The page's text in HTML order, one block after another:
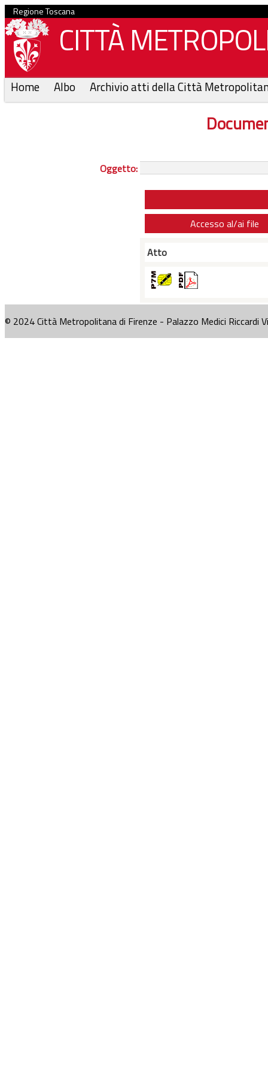
Regione Toscana
CITTÀ
Home Albo Archivio atti della Città
Oggetto:
Accesso al/ai file
Atto
© 2024 Città Metropolitana di Firenze - Palazzo Medici Riccardi